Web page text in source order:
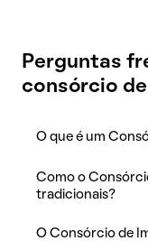
Perguntas
consórcio
O que é um
Como o
tradicionais?
O Consórcio de